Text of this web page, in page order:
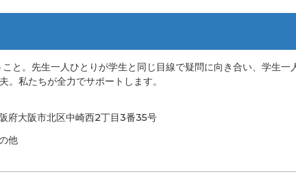
と。先生一人ひとりが学生と同じ目線で疑問に向き合い、学生一
。私たちが全力でサポートします。
府大阪市北区中崎西2丁目3番35号
他